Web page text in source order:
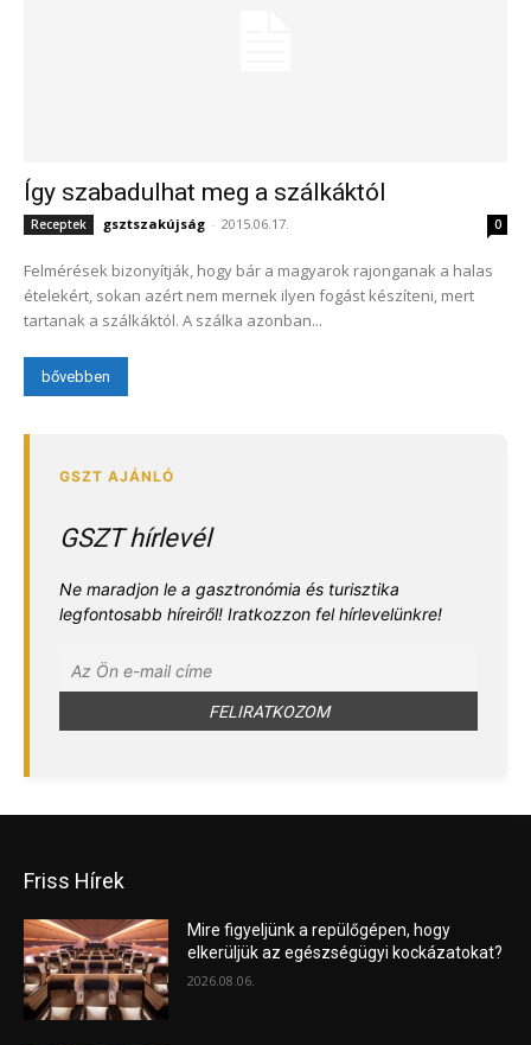
Így szabadulhat meg a szálkáktól
Receptek gsztszakújság - 2015.06.17. 0
Felmérések bizonyítják, hogy bár a magyarok rajonganak a halas
ételekért, sokan azért nem mernek ilyen fogást készíteni, mert
tartanak a szálkáktól. A szálka azonban...
bővebben
GSZT hírlevél
Ne maradjon le a gasztronómia és turisztika
legfontosabb híreiről! Iratkozzon fel hírlevelünkre!
Friss Hírek
Mire figyeljünk a repülőgépen, hogy
elkerüljük az egészségügyi kockázatokat?
2026.08.06.